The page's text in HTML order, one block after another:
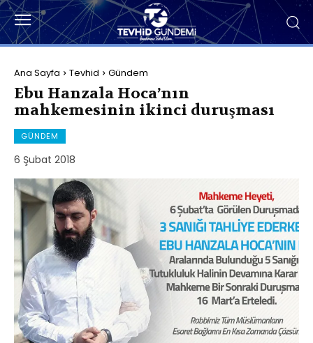
Ana Sayfa Tevhid Gündem
Ebu Hanzala Hoca’nın
mahkemesinin ikinci duruşması
GÜNDEM
6 Şubat 2018